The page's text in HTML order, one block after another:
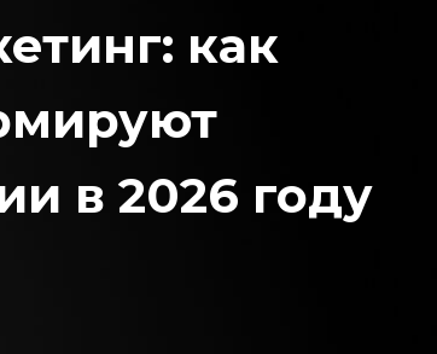
как
в 2026 году